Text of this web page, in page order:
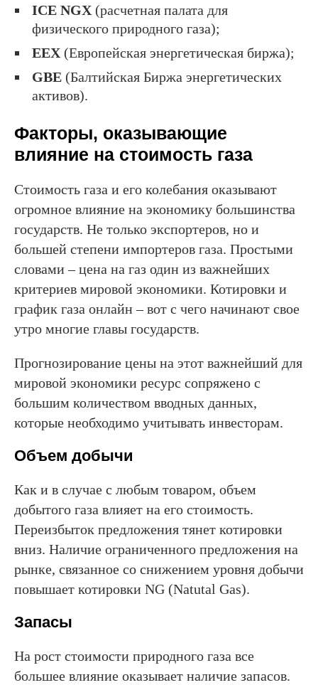
ICE NGX(расчетная палата для
физического природного газа);
ЕЕХ (Европейская энергетическая биржа);
GBE (Балтийская Биржа энергетических
активов).
Факторы, оказывающие
влияние на стоимость газа
Стоимость газа и его колебания оказывают
огромное влияние на экономику большинства
государств. Не только экспортеров, но и
большей степени импортеров газа. Простыми
словами – цена на газ один из важнейших
критериев мировой экономики. Котировки и
график газа онлайн – вот с чего начинают свое
утро многие главы государств.
Прогнозирование цены на этот важнейший для
мировой экономики ресурс сопряжено с
большим количеством вводных данных,
которые необходимо учитывать инвесторам.
Объем добычи
Как и в случае с любым товаром, объем
добытого газа влияет на его стоимость.
Переизбыток предложения тянет котировки
вниз. Наличие ограниченного предложения на
рынке, связанное со снижением уровня добычи
повышает котировки NG (Natutal Gas).
Запасы
На рост стоимости природного газа все
большее влияние оказывает наличие запасов.